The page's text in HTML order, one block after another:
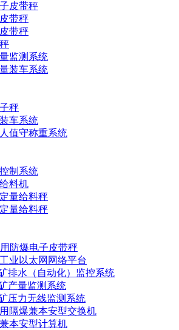
皮带秤
带秤
带秤
监测系统
装车系统
秤
车系统
值守称重系统
制系统
料机
量给料秤
量给料秤
防爆电子皮带秤
业以太网网络平台
排水（自动化）监控系统
产量监测系统
压力无线监测系统
隔爆兼本安型交换机
本安型计算机